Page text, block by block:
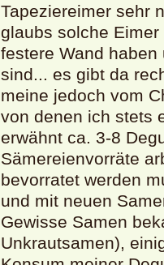
Tapeziereimer sehr
glaubs solche
festere Wand
sind... es gibt da
meine jedoch vom
von denen ich stets
erwähnt ca. 3-8
Sämereienvorräte
bevorratet werden
und mit neuen
Gewisse Samen
Unkrautsamen),